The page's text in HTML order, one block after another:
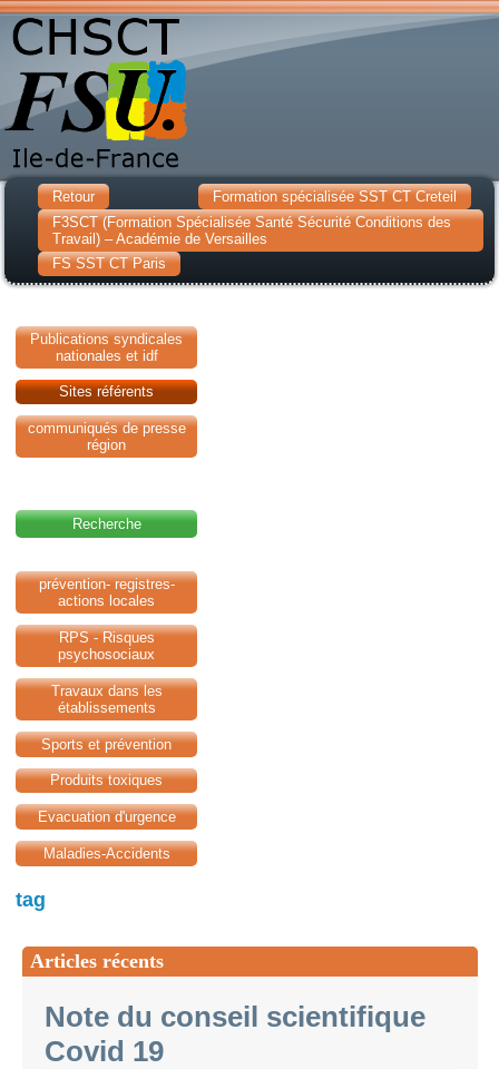
Retour
Formation spécialisée SST CT Creteil
F3SCT (Formation Spécialisée Santé Sécurité Conditions des
Travail) – Académie de Versailles
FS SST CT Paris
Publications syndicales
nationales et idf
Sites référents
communiqués de presse
région
Recherche
prévention- registres-
actions locales
RPS - Risques
psychosociaux
Travaux dans les
établissements
Sports et prévention
Produits toxiques
Evacuation d'urgence
Maladies-Accidents
tag
Articles récents
Note du conseil scientifique
Covid 19